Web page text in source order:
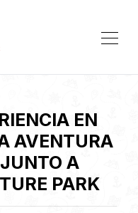
EN
AVENTURA
A
PARK